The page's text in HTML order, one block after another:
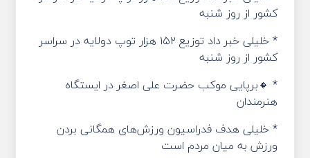
کشور از روز شنبه
* خلیلی خبر داد توزیع ۱۵۲ هزار توپ دولایه در سراسر
کشور از روز شنبه
* 🔸️برپایی موکب حضرت علی اصغر در ایستگاه
هنرمندان
* خلیلی هدف فدراسیون ورزش‌های همگانی بردن
ورزش به میان مردم است